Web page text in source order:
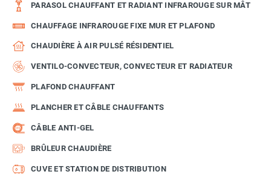
PARASOL CHAUFFANT ET RADIANT INFRAROUGE SUR MÂT
CHAUFFAGE INFRAROUGE FIXE MUR ET PLAFOND
CHAUDIÈRE À AIR PULSÉ RÉSIDENTIEL
VENTILO-CONVECTEUR, CONVECTEUR ET RADIATEUR
PLAFOND CHAUFFANT
PLANCHER ET CÂBLE CHAUFFANTS
CÂBLE ANTI-GEL
BRÛLEUR CHAUDIÈRE
CUVE ET STATION DE DISTRIBUTION